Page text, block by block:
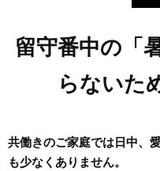
留守番中の「
らないた
共働きのご家庭では日中、
も少なくありません。